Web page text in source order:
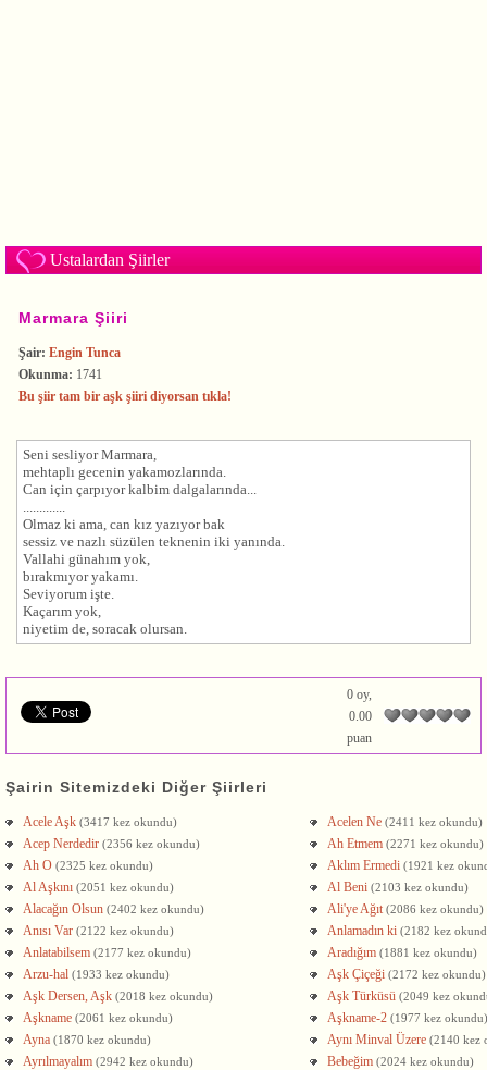
Ustalardan Şiirler
Marmara Şiiri
Şair: Engin Tunca
Okunma: 1741
Bu şiir tam bir aşk şiiri diyorsan tıkla!
Seni sesliyor Marmara,
mehtaplı gecenin yakamozlarında.
Can için çarpıyor kalbim dalgalarında...
Olmaz ki ama, can kız yazıyor bak
sessiz ve nazlı süzülen teknenin iki yanında.
Vallahi günahım yok,
bırakmıyor yakamı.
Seviyorum işte.
Kaçarım yok,
niyetim de, soracak olursan.
0 oy,
0.00
puan
Şairin Sitemizdeki Diğer Şiirleri
Acele Aşk (3417 kez okundu) Acelen Ne (2411 kez okundu)
Acep Nerdedir (2356 kez okundu) Ah Etmem (2271 kez okundu)
Ah O (2325 kez okundu) Aklım Ermedi (1921 kez
Al Aşkını (2051 kez okundu) Al Beni (2103 kez okundu)
Alacağın Olsun (2402 kez okundu) Ali'ye Ağıt (2086 kez okundu)
Anısı Var (2122 kez okundu) Anlamadın ki (2182 kez
Anlatabilsem (2177 kez okundu) Aradığım (1881 kez okundu)
Arzu-hal (1933 kez okundu) Aşk Çiçeği (2172 kez okundu)
Aşk Dersen, Aşk (2018 kez okundu) Aşk Türküsü (2049 kez
Aşkname (2061 kez okundu) Aşkname-2 (1977 kez okundu)
Ayna (1870 kez okundu) Aynı Minval Üzere (2140 kez
Ayrılmayalım (2942 kez okundu) Bebeğim (2024 kez okundu)